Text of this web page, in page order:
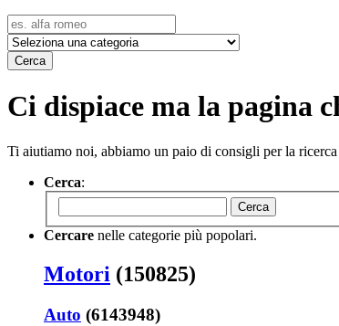
Cerca
Ci dispiace ma la pagina
Ti aiutiamo noi, abbiamo un paio di consigli per la ricerca
Cerca:
Cerca
Cercare nelle categorie più popolari.
Motori (150825)
Auto (6143948)